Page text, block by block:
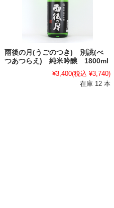
雨後の月(うごのつき) 別誂(べ
つあつらえ) 純米吟醸 1800ml
¥3,400(税込 ¥3,740)
在庫 12 本